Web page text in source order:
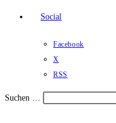
Social
Facebook
X
RSS
Suchen …